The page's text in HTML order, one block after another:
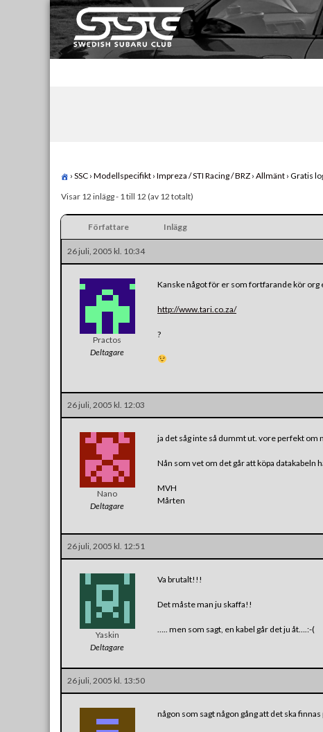
Skip
to
content
Swedish Subaru Club
För oss som älskar Subaru!
› SSC › Modellspecifikt › Impreza / STI Racing / BRZ › Allmänt › Gratis
Visar 12 inlägg - 1 till 12 (av 12 totalt)
Författare Inlägg
26 juli, 2005 kl. 10:34
Practos
Deltagare
Kanske något för er som fortfarande kör org
http://www.tari.co.za/
?
26 juli, 2005 kl. 12:03
Nano
Deltagare
ja det såg inte så dummt ut. vore perfekt om
Nån som vet om det går att köpa datakabeln
MVH
Mårten
26 juli, 2005 kl. 12:51
Yaskin
Deltagare
Va brutalt!!!
Det måste man ju skaffa!!
….. men som sagt, en kabel går det ju åt….:-(
26 juli, 2005 kl. 13:50
någon som sagt någon gång att det ska